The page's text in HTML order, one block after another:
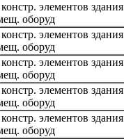
элементов здания
оборуд
элементов здания
оборуд
элементов здания
оборуд
элементов здания
оборуд
элементов здания
оборуд